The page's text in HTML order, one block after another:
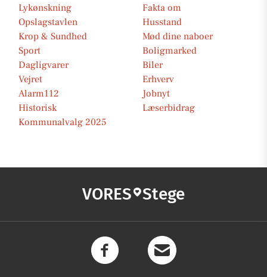
Lykønskning
Fakta om
Opslagstavlen
Husstand
Krop & Sundhed
Mød dine naboer
Sport
Boligmarked
Dagligvarer
Biler
Vejret
Erhverv
Alarm112
Jobnyt
Historisk
Læserbidrag
Kommunalvalg 2025
VORES Stege